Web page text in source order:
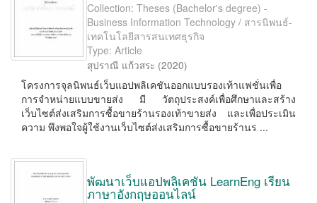
Collection: Theses (Bachelor's degree) -
Business Information Technology / สารนิพนธ์-
เทคโนโลยีสารสนเทศธุรกิจ
Type: Article
สุปราณี แก้วสระ (2020)
โครงการจุลนิพนธ์เว็บแอปพลิเคชันออกแบบรองเท้าแฟชั่นเพื่อ
การจําหน่ายแบบขายส่ง มี วัตถุประสงค์เพื่อศึกษาและสร้าง
เว็บไซต์ส่งเสริมการซื้อขายร้านรองเท้าขายส่ง และเพื่อประเมิน
ความ พึงพอใจผู้ใช้งานเว็บไซต์ส่งเสริมการซื้อขายร้านร ...
พัฒนาเว็บแอปพลิเคชัน LearnEng เรียน
ภาษาอังกฤษออนไลน์